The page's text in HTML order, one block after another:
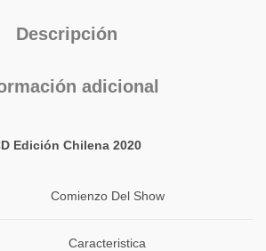
Descripción
adicional
Edición Chilena 2020
Comienzo Del Show
Caracteristica